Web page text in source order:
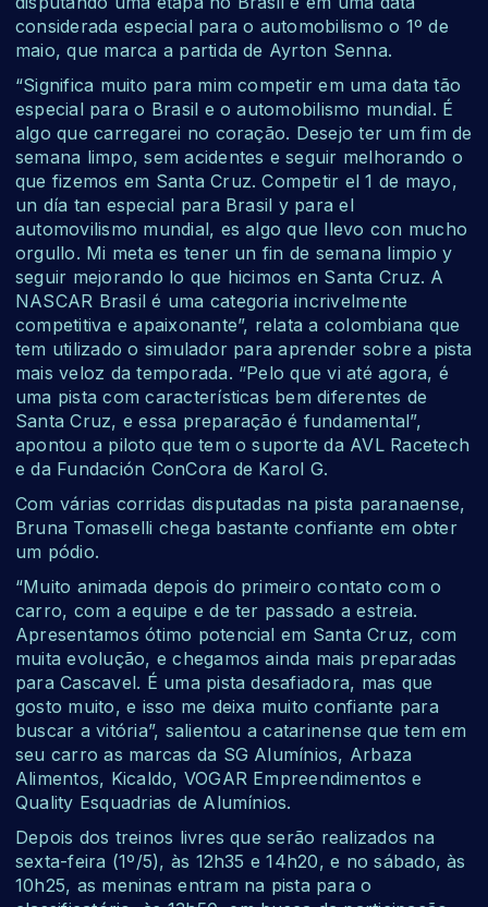
considerada especial para o automobilismo o 1º de
maio, que marca a partida de Ayrton Senna.
“Significa muito para mim competir em uma data tão
especial para o Brasil e o automobilismo mundial. É
algo que carregarei no coração. Desejo ter um fim de
semana limpo, sem acidentes e seguir melhorando o
que fizemos em Santa Cruz.Competir el 1 de mayo,
un día tan especial para Brasil y para el
automovilismo mundial, es algo que llevo con mucho
orgullo. Mi meta es tener un fin de semana limpio y
seguir mejorando lo que hicimos en Santa Cruz. A
NASCAR Brasil é uma categoria incrivelmente
competitiva e apaixonante”, relata a colombiana que
tem utilizado o simulador para aprender sobre a pista
mais veloz da temporada. “Pelo que vi até agora, é
uma pista com características bem diferentes de
Santa Cruz, e essa preparação é fundamental”,
apontou a piloto que tem o suporte da AVL Racetech
e da Fundación ConCora de Karol G.
Com várias corridas disputadas na pista paranaense,
Bruna Tomaselli chega bastante confiante em obter
um pódio.
“Muito animada depois do primeiro contato com o
carro, com a equipe e de ter passado a estreia.
Apresentamos ótimo potencial em Santa Cruz, com
muita evolução, e chegamos ainda mais preparadas
para Cascavel. É uma pista desafiadora, mas que
gosto muito, e isso me deixa muito confiante para
buscar a vitória”, salientou a catarinense que tem em
seu carro as marcas da SG Alumínios, Arbaza
Alimentos, Kicaldo, VOGAR Empreendimentos e
Quality Esquadrias de Alumínios.
Depois dos treinos livres que serão realizados na
sexta-feira (1º/5), às 12h35 e 14h20, e no sábado, às
10h25, as meninas entram na pista para o